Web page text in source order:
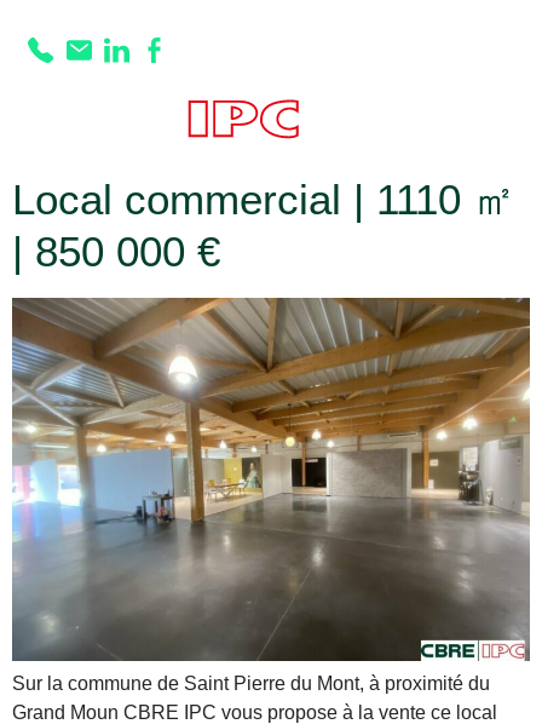
Prestation :
anti effraction
Local commercial | 1110 ㎡
| 850 000 €
Sur la commune de Saint Pierre du Mont, à proximité du
Grand Moun CBRE IPC vous propose à la vente ce local